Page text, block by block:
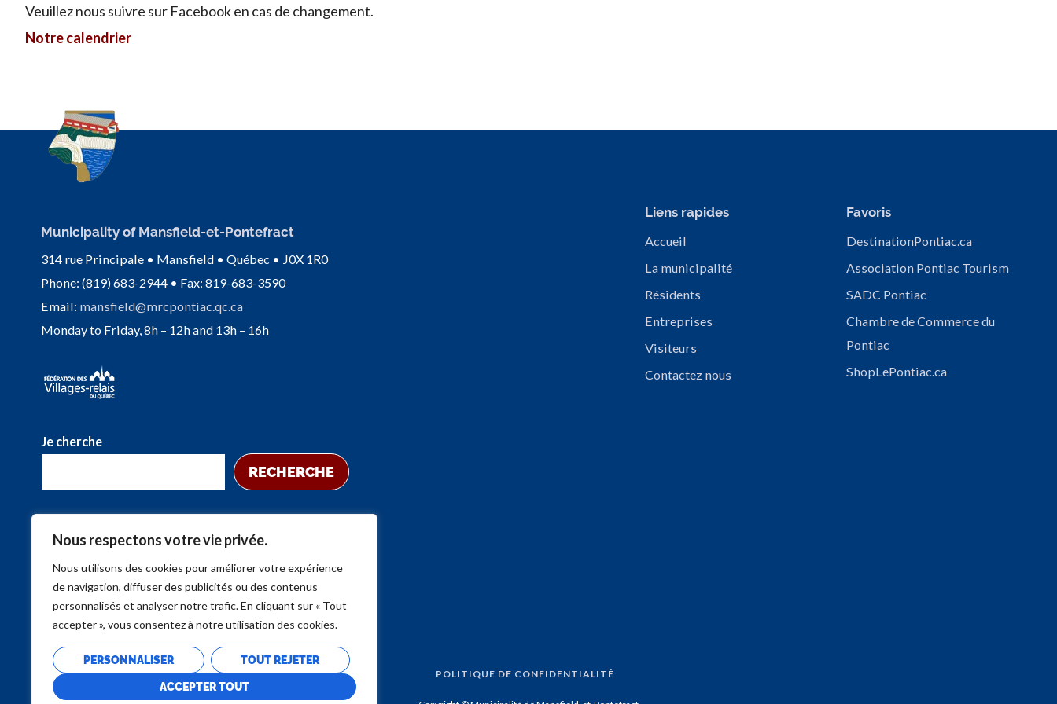
Nous respectons votre vie privée.
Nous utilisons des cookies pour améliorer votre expérience
de navigation, diffuser des publicités ou des contenus
personnalisés et analyser notre trafic. En cliquant sur « Tout
accepter », vous consentez à notre utilisation des cookies.
PERSONNALISER TOUT REJETER
ACCEPTER TOUT
Veuillez nous suivre sur Facebook en cas de changement.
Notre calendrier
Municipality of Mansfield-et-Pontefract
314 rue Principale • Mansfield • Québec • J0X 1R0
Phone: (819) 683-2944 • Fax: 819-683-3590
Email: mansfield@mrcpontiac.qc.ca
Monday to Friday, 8h – 12h and 13h – 16h
Je cherche
RECHERCHE
Liens rapides
Accueil
La municipalité
Résidents
Entreprises
Visiteurs
Contactez nous
Favoris
DestinationPontiac.ca
Association Pontiac Tourism
SADC Pontiac
Chambre de Commerce du
Pontiac
ShopLePontiac.ca
POLITIQUE DE CONFIDENTIALITÉ